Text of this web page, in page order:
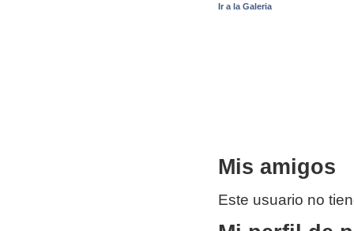
Ir a la Galeria
Mis amigos
Este usuario no